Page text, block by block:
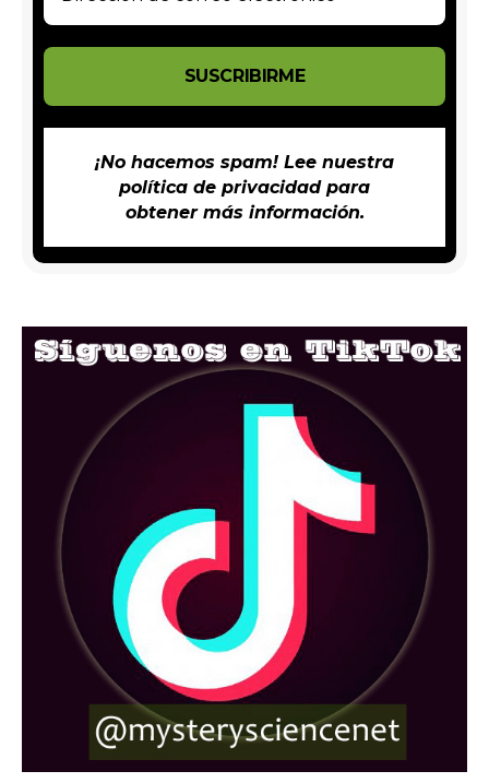
¡No hacemos spam! Lee nuestra
política de privacidadpara
obtener más información.